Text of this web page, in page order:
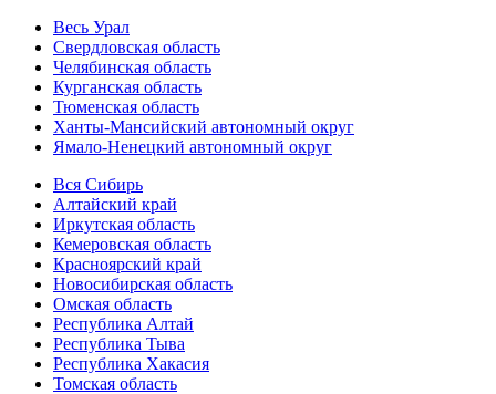
Весь Урал
Свердловская область
Челябинская область
Курганская область
Тюменская область
Ханты-Мансийский автономный округ
Ямало-Ненецкий автономный округ
Вся Сибирь
Алтайский край
Иркутская область
Кемеровская область
Красноярский край
Новосибирская область
Омская область
Республика Алтай
Республика Тыва
Республика Хакасия
Томская область